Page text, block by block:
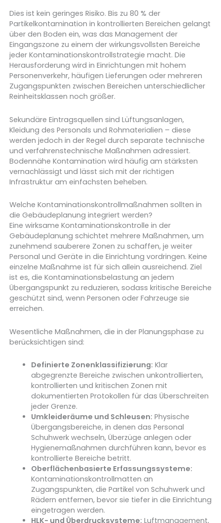
Dies ist kein geringes Risiko. Bis zu 80 % der
Partikelkontamination in kontrollierten Bereichen gelangt
über den Boden ein, was das Management der
Eingangszone zu einem der wirkungsvollsten Bereiche
jeder Kontaminationskontrollstrategie macht. Die
Herausforderung wird in Einrichtungen mit hohem
Personenverkehr, häufigen Lieferungen oder mehreren
Zugangspunkten zwischen Bereichen unterschiedlicher
Reinheitsklassen noch größer.
Sekundäre Eintragsquellen sind Lüftungsanlagen,
Kleidung des Personals und Rohmaterialien – diese
werden jedoch in der Regel durch separate technische
und verfahrenstechnische Maßnahmen adressiert.
Bodennähe Kontamination wird häufig am stärksten
vernachlässigt und lässt sich mit der richtigen
Infrastruktur am einfachsten beheben.
Welche Kontaminationskontrollmaßnahmen sollten in
die Gebäudeplanung integriert werden?
Eine wirksame Kontaminationskontrolle in der
Gebäudeplanung schichtet mehrere Maßnahmen, um
zunehmend sauberere Zonen zu schaffen, je weiter
Personal und Geräte in die Einrichtung vordringen. Keine
einzelne Maßnahme ist für sich allein ausreichend. Ziel
ist es, die Kontaminationsbelastung an jedem
Übergangspunkt zu reduzieren, sodass kritische Bereiche
geschützt sind, wenn Personen oder Fahrzeuge sie
erreichen.
Wesentliche Maßnahmen, die in der Planungsphase zu
berücksichtigen sind:
Definierte Zonenklassifizierung: Klar
abgegrenzte Bereiche zwischen unkontrollierten,
kontrollierten und kritischen Zonen mit
dokumentierten Protokollen für das Überschreiten
jeder Grenze.
Umkleideräume und Schleusen: Physische
Übergangsbereiche, in denen das Personal
Schuhwerk wechseln, Überzüge anlegen oder
Hygienemaßnahmen durchführen kann, bevor es
kontrollierte Bereiche betritt.
Oberflächenbasierte Erfassungssysteme:
Kontaminationskontrollmatten an
Zugangspunkten, die Partikel von Schuhwerk und
Rädern entfernen, bevor sie tiefer in die Einrichtung
eingetragen werden.
HLK- und Überdrucksysteme: Luftmanagement,